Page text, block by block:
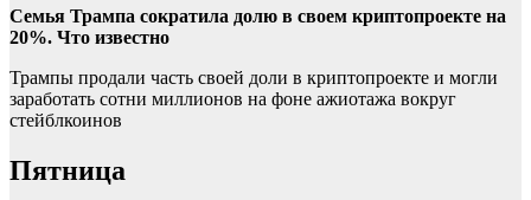
Семья Трампа сократила долю в своем криптопроекте на
20%. Что известно
Трампы продали часть своей доли в криптопроекте и могли
заработать сотни миллионов на фоне ажиотажа вокруг
стейблкоинов
Пятница